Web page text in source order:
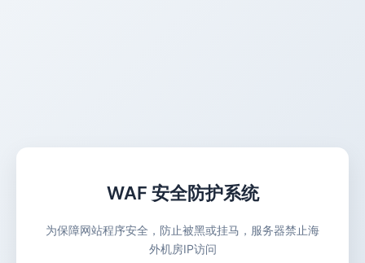
WAF 安全防护系统
为保障网站程序安全，防止被黑或挂马，服务器禁止海
外机房IP访问